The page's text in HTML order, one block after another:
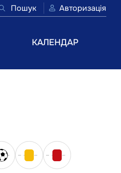
Пошук Авторизація
КАЛЕНДАР